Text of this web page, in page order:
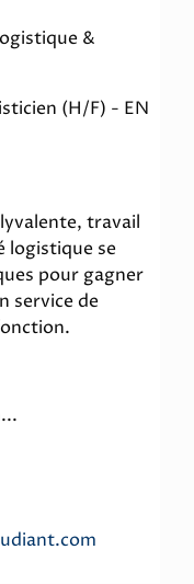
&
(H/F) - EN
travail
logistique se
pour gagner
service de